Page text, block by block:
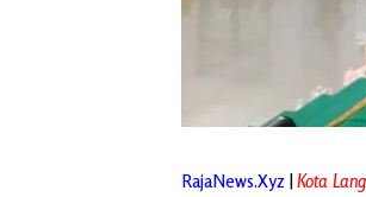
RajaNews.Xyz |Kota